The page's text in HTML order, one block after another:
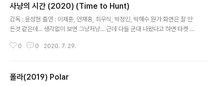
사냥의 시간 (2020) (Time to Hunt)
감독 : 윤성현 출연 : 이제훈, 안재홍, 최우식, 박정민, 박해수 뭔가 화면은 잘 만
든것 같은데... 생각없이 보면 그냥저냥... 근데 다들 군대 나왔다고 하면 타켓 공
난무하느듯. 그리고 왜 촬영지가 대만이 아닐까?;;; 구글 맵에서 실제 촬영지 찾
0 0 2020. 7. 29.
폴라(2019) Polar